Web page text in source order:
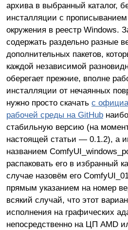
архива в выбранный каталог,
инсталляции с
окружения в реестр Windows.
содержать раздельно разные
дополнительных пакетов,
каждой независимой
оберегает прежние, вполне
инсталляции от нечаянных
нужно просто скачать с
рабочей среды на GitHub
стабильную версию (на
настоящей статьи — 0.1.2), а
названием
распаковать его в избранный
случае назовём его
прямым указанием на номер
всякий случай, что этот
исполнения на графических
непосредственно на ЦП AMD